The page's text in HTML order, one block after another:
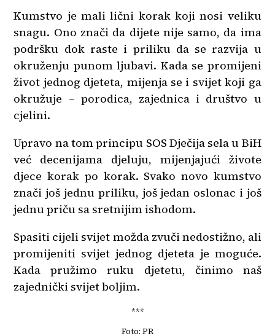
Kumstvo je mali lični korak koji nosi veliku
snagu. Ono znači da dijete nije samo, da ima
podršku dok raste i priliku da se razvija u
okruženju punom ljubavi. Kada se promijeni
život jednog djeteta, mijenja se i svijet koji ga
okružuje – porodica, zajednica i društvo u
cjelini.
Upravo na tom principu SOS Dječija sela u BiH
već decenijama djeluju, mijenjajući živote
djece korak po korak. Svako novo kumstvo
znači još jednu priliku, još jedan oslonac i još
jednu priču sa sretnijim ishodom.
Spasiti cijeli svijet možda zvuči nedostižno, ali
promijeniti svijet jednog djeteta je moguće.
Kada pružimo ruku djetetu, činimo naš
zajednički svijet boljim.
***
Foto: PR